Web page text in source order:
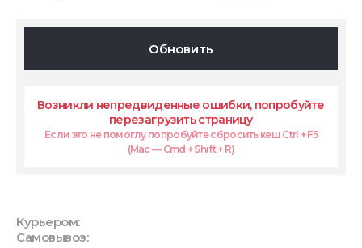
Обновить
Возникли непредвиденные ошибки, попробуйте
перезагрузить страницу
Если это не помоглу попробуйте сбросить кеш Ctrl + F5
(Mac — Cmd + Shift + R)
Курьером:
Самовывоз: